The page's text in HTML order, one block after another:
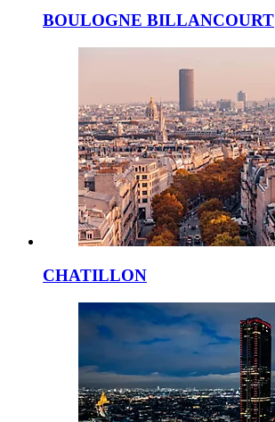
BOULOGNE BILLANCOURT
CHATILLON